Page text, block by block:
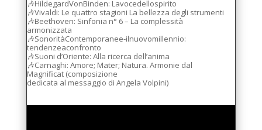
🎶HildegardVonBinden: Lavocedellospirito
🎶Vivaldi: Le quattro stagioni La bellezza degli strumenti
🎶Beethoven: Sinfonia n° 6 – La complessità
armonizzata
🎶SonoritàContemporanee-ilnuovomillennio:
tendenzeaconfronto
🎶Suoni d’Oriente: Alla ricerca dell’anima
🎶Carnaghi: Amore; Mater; Natura. Armonie dal
Magnificat (composizione
dedicata al messaggio di Angela Volpini)